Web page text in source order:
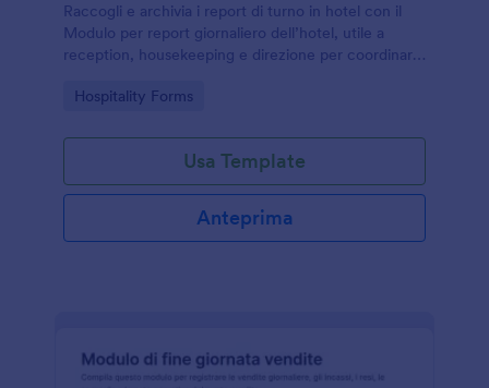
Raccogli e archivia i report di turno in hotel con il
Modulo per report giornaliero dell’hotel, utile a
reception, housekeeping e direzione per coordinare
Jotform.
Go to Category:
Hospitality Forms
Usa Template
Anteprima